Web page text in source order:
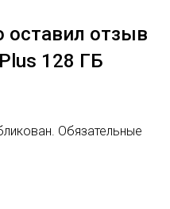
оставил отзыв
128 ГБ
Обязательные